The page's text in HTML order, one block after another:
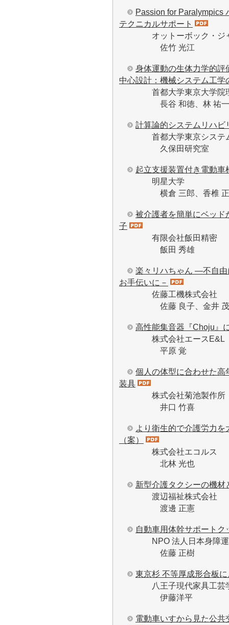
Passion for Paralympics
テクニカルサポート
オットーボック・ジャ
佐竹 光江
身体運動の生体力学的評
中心設計：機械システム工学
首都大学東京大学院理
長谷 和徳、林 祐一郎
計算論的システムリハビ
首都大学東京システム
久保田研究室
起立支援装置付き電動車
明星大学
横倉 三郎、香椎 正
被介護者を簡単にベッド
子
有限会社飯田精密
飯田 秀雄
楽々リハちゃん ―不自由
お手伝いに－
佐藤工機株式会社
佐藤 良子、金井 茂
高性能集音器『Choju』
株式会社エースE&L
平原 覚
個人の体型に合わせた高
装具
株式会社菊池製作所
井口 竹喜
より衛生的で介護労力
（案）
株式会社エコルス
北林 光也
新型介護タクシーの機材
渡辺福祉株式会社
渡邊 正憲
自動車用体幹サポート
NPO 法人日本身障運転
佐藤 正樹
東京杉 不等厚成形合板
八王子現代家具工芸
伊藤洋平
電動車いすから見た公